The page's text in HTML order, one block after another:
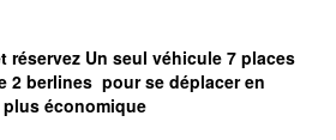
réservez Un seul véhicule 7 places
2 berlines pour se déplacer en
économique